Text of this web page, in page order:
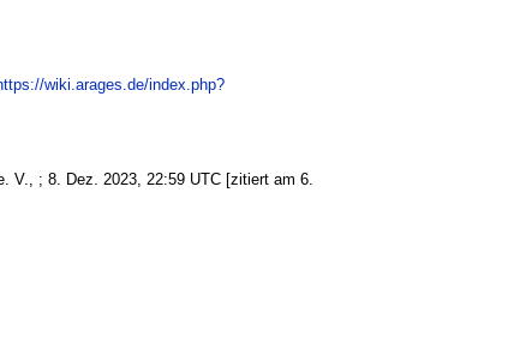
wiki.arages.de/index.php?
V., ; 8. Dez. 2023, 22:59 UTC [zitiert am 6.